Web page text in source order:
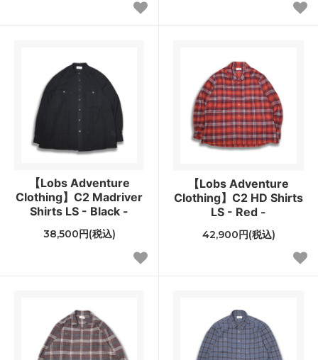
【Lobs Adventure
Clothing】C2 Madriver
Shirts LS - Black -
38,500円(税込)
【Lobs Adventure
Clothing】C2 HD Shirts
LS - Red -
42,900円(税込)